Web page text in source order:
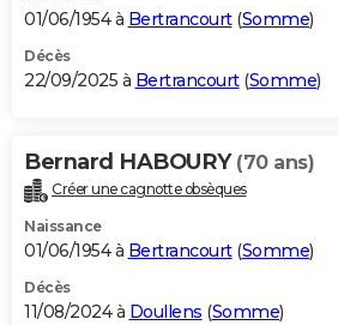
01/06/1954 à Bertrancourt(Somme)
Décès
22/09/2025 à Bertrancourt(Somme)
Bernard HABOURY (70 ans)
Créer une cagnotte obsèques
Naissance
01/06/1954 à Bertrancourt(Somme)
Décès
11/08/2024 à Doullens (Somme)